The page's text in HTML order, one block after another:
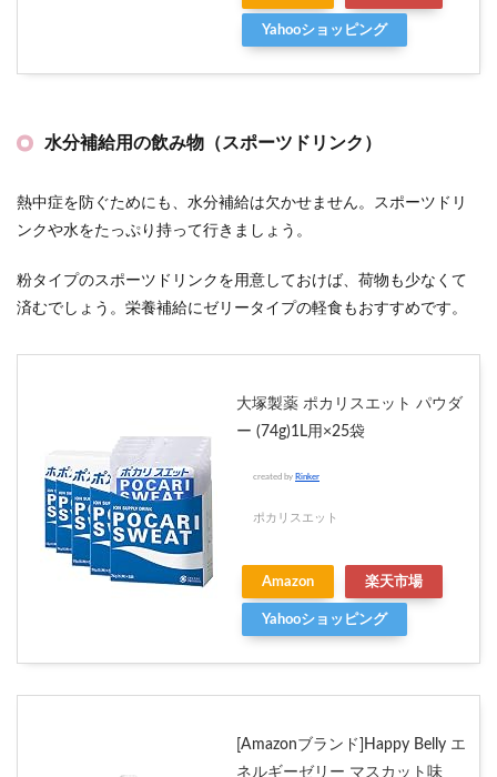
Yahooショッピング
水分補給用の飲み物（スポーツドリンク）
熱中症を防ぐためにも、水分補給は欠かせません。スポーツドリ
ンクや水をたっぷり持って行きましょう。
粉タイプのスポーツドリンクを用意しておけば、荷物も少なくて
済むでしょう。栄養補給にゼリータイプの軽食もおすすめです。
大塚製薬 ポカリスエット パウダ
ー (74g)1L用×25袋
created by Rinker
ポカリスエット
Amazon 楽天市場
Yahooショッピング
[Amazonブランド]Happy Belly エ
ネルギーゼリー マスカット味